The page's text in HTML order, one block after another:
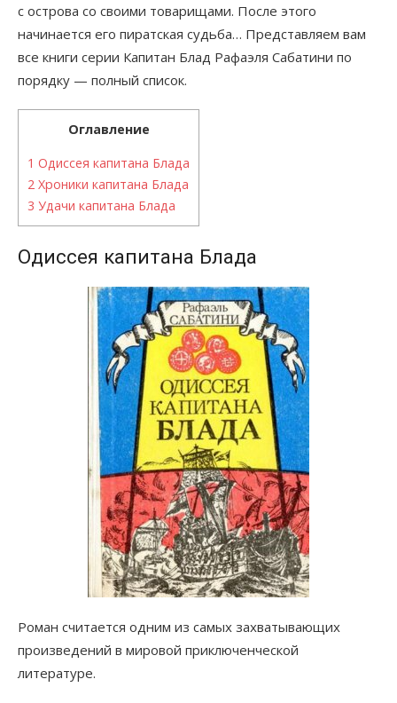
с острова со своими товарищами. После этого
начинается его пиратская судьба… Представляем вам
все книги серии Капитан Блад Рафаэля Сабатини по
порядку — полный список.
Оглавление
1 Одиссея капитана Блада
2 Хроники капитана Блада
3 Удачи капитана Блада
Одиссея капитана Блада
Роман считается одним из самых захватывающих
произведений в мировой приключенческой
литературе.